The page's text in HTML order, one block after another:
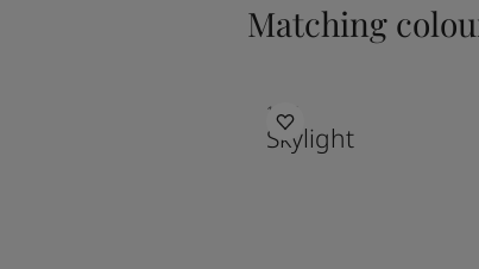
Matching
1624
Skylight